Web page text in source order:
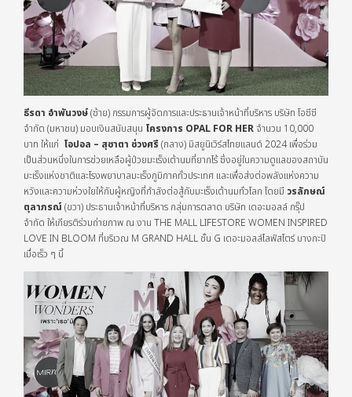
ธีรดา อำพันวงษ์(ซ้าย) กรรมการผู้จัดการและประธานเจ้าหน้าที่บริหาร บริษัท โอซีซี
จำกัด (มหาชน) มอบเงินสนับสนุน โครงการ OPAL FOR HERจำนวน 10,000
บาท ให้แก่ โอปอล – สุชาตา ช่วงศรี (กลาง) มิสยูนิเวิร์สไทยแลนด์ 2024 เพื่อร่วม
เป็นส่วนหนึ่งในการช่วยเหลือผู้ป่วยมะเร็งเต้านมที่ยากไร้ ซึ่งอยู่ในความดูแลของสถาบัน
มะเร็งแห่งชาติและโรงพยาบาลมะเร็งภูมิภาคทั่วประเทศ และเพื่อส่งต่อพลังแห่งความ
หวังและความห่วงใยให้กับผู้หญิงที่กำลังต่อสู้กับมะเร็งเต้านมทั่วโลก โดยมี วรลักษณ์
ตุลาภรณ์ (ขวา) ประธานเจ้าหน้าที่บริหาร กลุ่มการตลาด บริษัท เดอะมอลล์ กรุ๊ป
จำกัด ให้เกียรติร่วมถ่ายภาพ ณ งาน THE MALL LIFESTORE WOMEN INSPIRED
LOVE IN BLOOM ที่บริเวณ M GRAND HALL ชั้น G เดอะมอลล์ไลฟ์สโตร์ บางกะปิ
เมื่อเร็ว ๆ นี้